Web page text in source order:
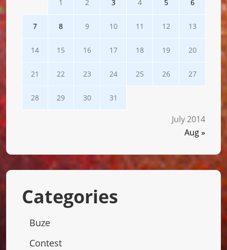
July 2014
1 2 3 4 5 6
7 8 9 10 11 12 13
14 15 16 17 18 19 20
21 22 23 24 25 26 27
28 29 30 31
Aug »
Categories
Buze
Contest